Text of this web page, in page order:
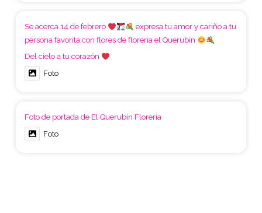
Se acerca 14 de febrero
expresa tu amor y cariño a tu
persona favorita con flores de floreria el Querubín
Del cielo a tu corazón
Foto
Foto de portada de El Querubín Florería
Foto